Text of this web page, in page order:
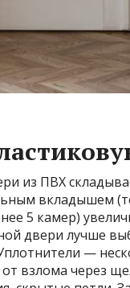
из ПВХ
вкладышем
5 камер)
двери лучше
—
взлома через